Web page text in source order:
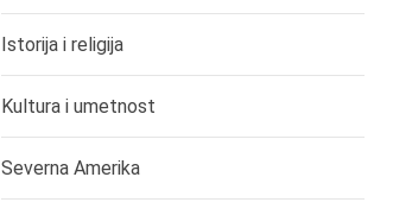
Istorija i religija
Kultura i umetnost
Severna Amerika